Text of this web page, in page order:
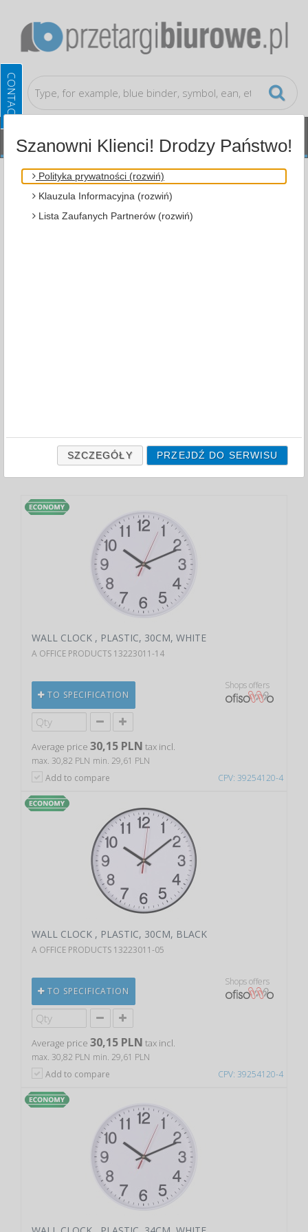
Office equipment Clocks
CPV: 39254120-4
WALL CLOCK , PLASTIC, 30CM, WHITE
A OFFICE PRODUCTS 13223011-14
TO SPECIFICATION
Shops offers
Average price 30,15 PLN tax incl.
max. 30,82 PLN min. 29,61 PLN
Add to compare
CPV: 39254120-4
WALL CLOCK , PLASTIC, 30CM, BLACK
A OFFICE PRODUCTS 13223011-05
TO SPECIFICATION
Shops offers
Average price 30,15 PLN tax incl.
max. 30,82 PLN min. 29,61 PLN
Add to compare
Szanowni Klienci! Drodzy Państwo!
Polityka prywatności (rozwiń)
Klauzula Informacyjna (rozwiń)
Lista Zaufanych Partnerów (rozwiń)
SZCZEGÓŁY PRZEJDŹ DO SERWISU